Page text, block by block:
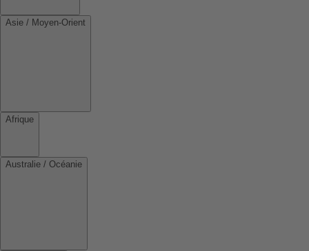
Asie / Moyen-Orient
Afrique
Australie / Océanie